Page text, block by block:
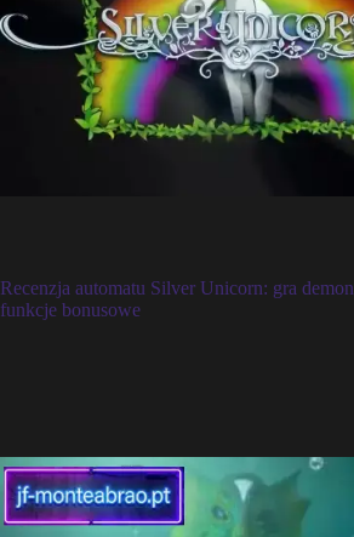
Recenzja automatu Silver Unicorn: gra
funkcje bonusowe